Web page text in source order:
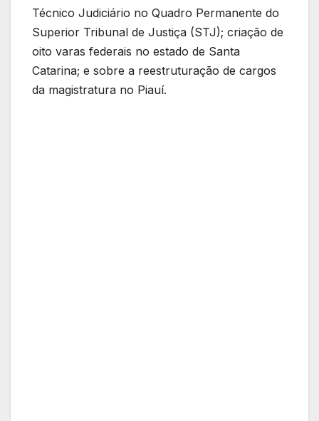
Técnico Judiciário no Quadro Permanente do
Superior Tribunal de Justiça (STJ); criação de
oito varas federais no estado de Santa
Catarina; e sobre a reestruturação de cargos
da magistratura no Piauí.